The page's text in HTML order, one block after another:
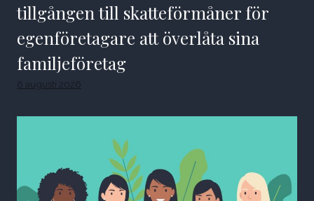
tillgången till skatteförmåner för
egenföretagare att överlåta sina
familjeföretag
6 augusti 2026